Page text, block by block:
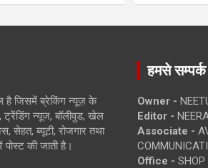
है जिसमें ब्रेकिंग न्यूज़ के
ट्रेंडिंग न्यूज, बॉलीवुड, खेल
सेहत, ब्यूटी, रोजगार तथा
की जाती है।
हमसे
Owner -
Editor -
Associate -
Office - SHOP